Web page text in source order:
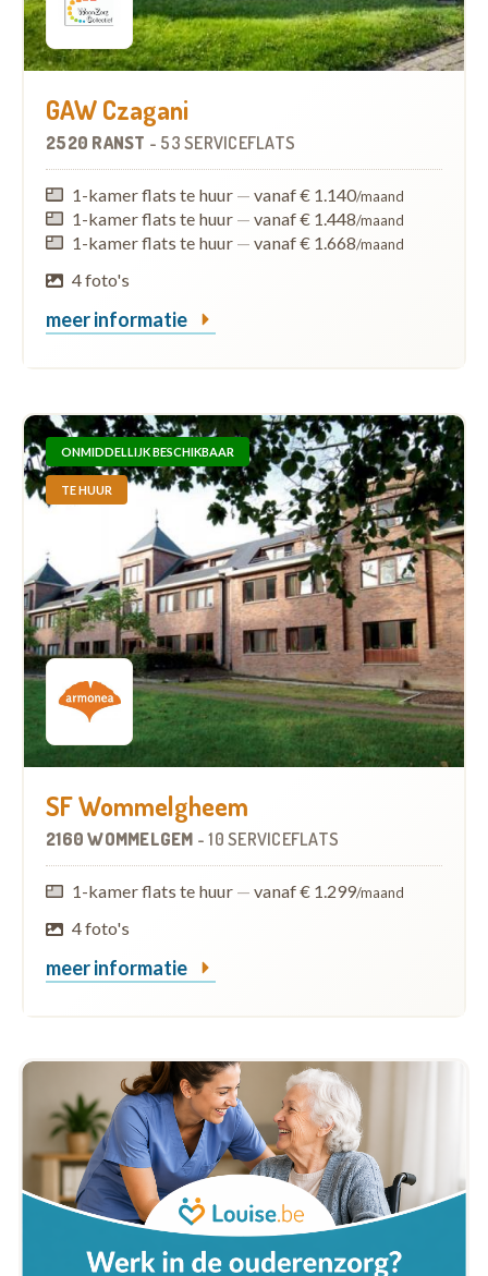
GAW Czagani
2520 RANST - 53 SERVICEFLATS
1-kamer flats te huur — vanaf € 1.140/maand
1-kamer flats te huur — vanaf € 1.448/maand
1-kamer flats te huur — vanaf € 1.668/maand
4 foto's
meer informatie
ONMIDDELLIJK BESCHIKBAAR
TE HUUR
SF Wommelgheem
2160 WOMMELGEM -10 SERVICEFLATS
1-kamer flats te huur — vanaf € 1.299/maand
4 foto's
meer informatie